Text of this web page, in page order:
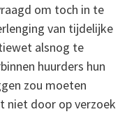
om toch in te
van tijdelijke
alsnog te
huurders hun
zou moeten
niet door op verzoek